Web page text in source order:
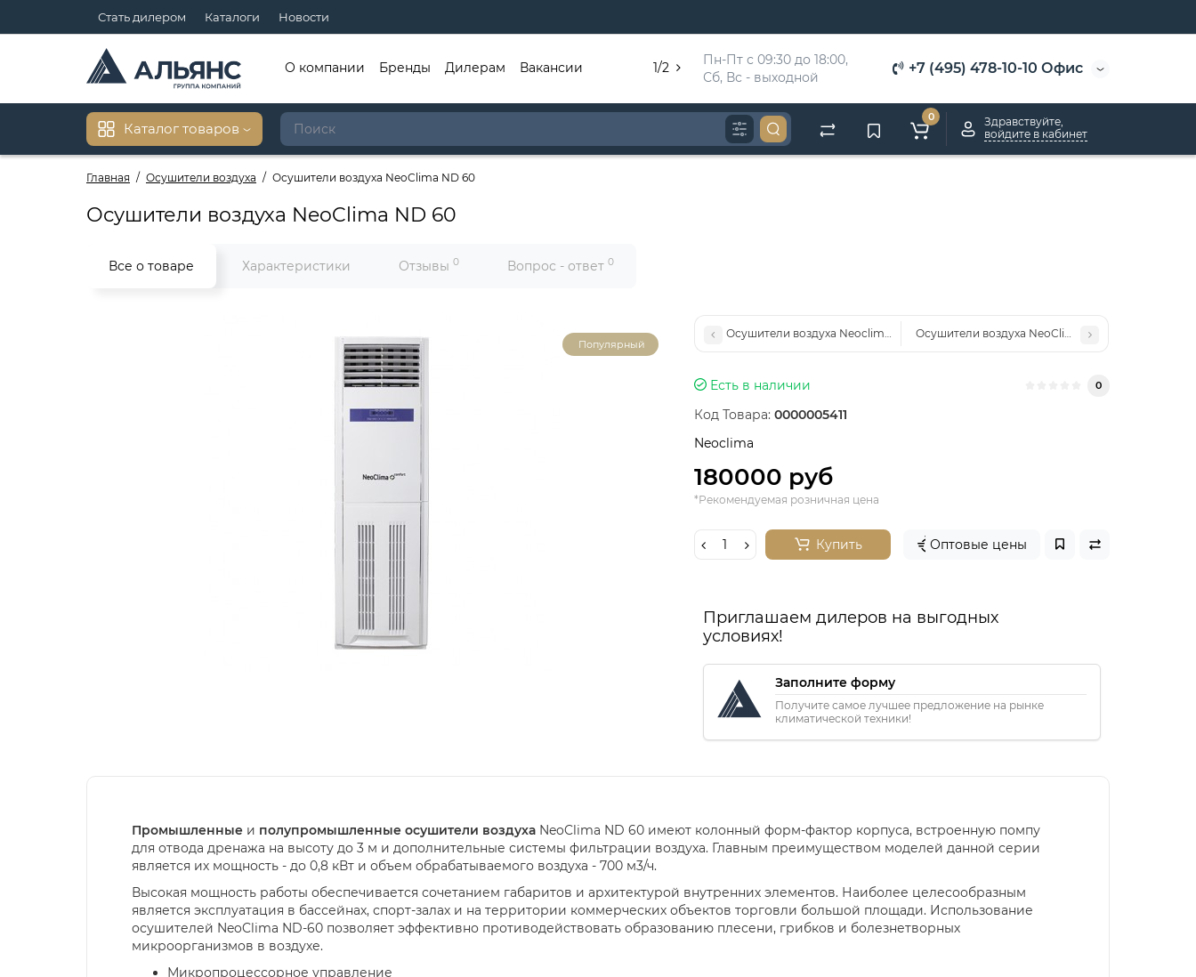
Стать дилером Каталоги Новости
Пн-Пт с 09:30 до 18:00,
Сб, Вс - выходной
+7 (495) 478-10-10 Офис
1/2
О компании Бренды Дилерам Вакансии
Каталог товаров
0
Здравствуйте,
войдите в кабинет
Главная Осушители воздуха Осушители воздуха NeoClima ND 60
Осушители воздуха NeoClima ND 60
Все о товаре Характеристики Отзывы 0 Вопрос - ответ 0
Популярный
Осушители воздуха Neoclima FDV15SОсушители воздуха NeoClima ND 90
Есть в наличии 0
Код Товара: 0000005411
Neoclima
180000 руб
*Рекомендуемая розничная цена
Купить Оптовые цены
Приглашаем дилеров на выгодных
условиях!
Заполните форму
Получите самое лучшее предложение на рынке
климатической техники!
Промышленные и полупромышленные осушители воздуха NeoClima ND 60 имеют колонный форм-фактор корпуса, встроенную помпу
для отвода дренажа на высоту до 3 м и дополнительные системы фильтрации воздуха. Главным преимуществом моделей данной серии
является их мощность - до 0,8 кВт и объем обрабатываемого воздуха - 700 м3/ч.
Высокая мощность работы обеспечивается сочетанием габаритов и архитектурой внутренних элементов. Наиболее целесообразным
является эксплуатация в бассейнах, спорт-залах и на территории коммерческих объектов торговли большой площади. Использование
осушителей NeoClima ND-60 позволяет эффективно противодействовать образованию плесени, грибков и болезнетворных
микроорганизмов в воздухе.
Микропроцессорное управление